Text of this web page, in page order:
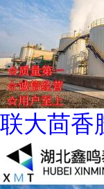
联大茴香